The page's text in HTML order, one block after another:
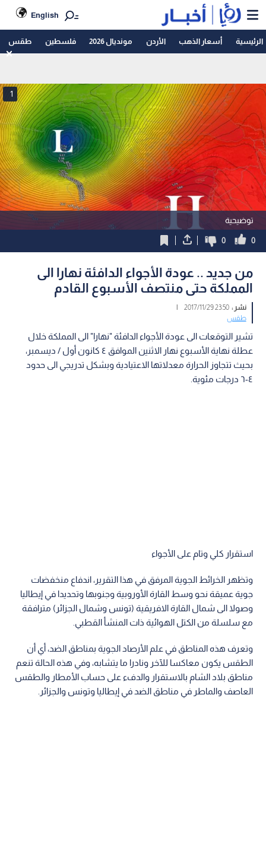
English
الرئيسية أسعار الذهب الأردن مونديال 2026 فلسطين طقس
توضيحية
1
0
0
من جديد .. عودة الأجواء الدافئة نهارا الى
المملكة حتى منتصف الأسبوع القادم
نشر :23:50 2017/11/29
|
طقس
تشير التوقعات الى عودة الأجواء الدافئة "نهارا" الى المملكة خلال
عطلة نهاية الأسبوع نهار الاثنين الموافق ٤ كانون أول / ديسمبر،
بحيث تتجاوز الحرارة معدلاتها الاعتيادية وبشكل تدريجي الى حدود
٤-٦ درجات مئوية.
استقرار كلي وتام على الأجواء
وتظهر الخرائط الجوية المرفق في هذا التقرير، اندفاع منخفضات
جوية عميقة نحو وسط القارة الأوروبية وجنوبها وتحديدا في إيطاليا
وصولا الى شمال القارة الافريقية (تونس وشمال الجزائر) مترافقة
مع سلسلة من الكتل الهوائية ذات المنشأ القطبي.
وتعرف هذه المناطق في علم الأرصاد الجوية بمناطق الضد، أي أن
الطقس يكون معاكسا للآخر ونادرا ما يتشابه، وفي هذه الحالة تنعم
مناطق بلاد الشام بالاستقرار والدفء على حساب الأمطار والطقس
العاصف والماطر في مناطق الضد في إيطاليا وتونس والجزائر.